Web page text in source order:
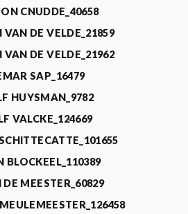
CNUDDE_40658
VAN DE VELDE_21859
VAN DE VELDE_21962
SAP_16479
HUYSMAN_9782
VALCKE_124669
BLOCKEEL_110389
DE MEESTER_60829